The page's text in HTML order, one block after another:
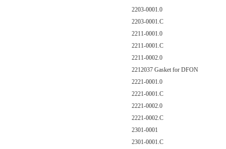
2203-0001.0
2203-0001.C
2211-0001.0
2211-0001.C
2211-0002.0
2212037 Gasket for DFON
2221-0001.0
2221-0001.C
2221-0002.0
2221-0002.C
2301-0001
2301-0001.C